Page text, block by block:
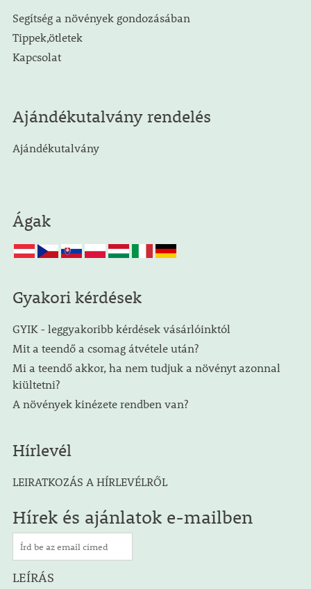
Segítség a növények gondozásában
Tippek,ötletek
Kapcsolat
Ajándékutalvány rendelés
Ajándékutalvány
Ágak
Gyakori kérdések
GYIK - leggyakoribb kérdések vásárlóinktól
Mit a teendő a csomag átvétele után?
Mi a teendő akkor, ha nem tudjuk a növényt azonnal
kiültetni?
A növények kinézete rendben van?
Hírlevél
LEIRATKOZÁS A HÍRLEVÉLRŐL
Hírek és ajánlatok e-mailben
LEÍRÁS